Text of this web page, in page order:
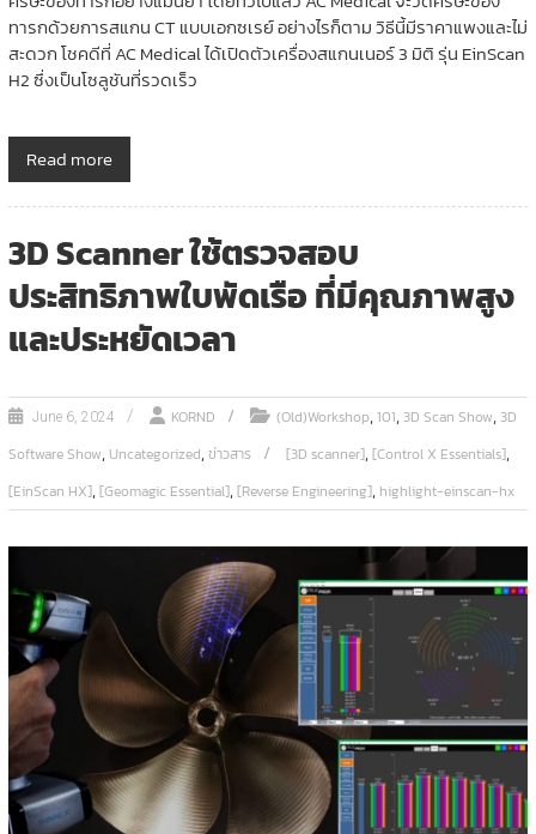
ทารกด้วยการสแกน CT แบบเอกซเรย์ อย่างไรก็ตาม วิธีนี้มีราคาแพงและไม่
สะดวก โชคดีที่ AC Medical ได้เปิดตัวเครื่องสแกนเนอร์ 3 มิติ รุ่น EinScan
H2 ซึ่งเป็นโซลูชันที่รวดเร็ว
Read more
3D Scanner ใช้ตรวจสอบ
ประสิทธิภาพใบพัดเรือ ที่มีคุณภาพสูง
และประหยัดเวลา
June 6, 2024 KORND (Old)Workshop,101,3D Scan Show,3D
Software Show, Uncategorized,ข่าวสาร [3D scanner],[Control X Essentials],
[EinScan HX],[Geomagic Essential],[Reverse Engineering], highlight-einscan-hx